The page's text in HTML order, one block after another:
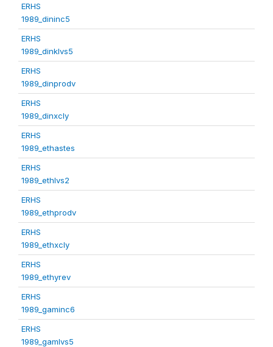
ERHS
1989_dininc5
ERHS
1989_dinklvs5
ERHS
1989_dinprodv
ERHS
1989_dinxcly
ERHS
1989_ethastes
ERHS
1989_ethlvs2
ERHS
1989_ethprodv
ERHS
1989_ethxcly
ERHS
1989_ethyrev
ERHS
1989_gaminc6
ERHS
1989_gamlvs5